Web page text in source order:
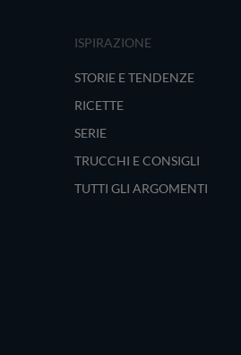
ISPIRAZIONE
STORIE E TENDENZE
RICETTE
SERIE
TRUCCHI E CONSIGLI
TUTTI GLI ARGOMENTI